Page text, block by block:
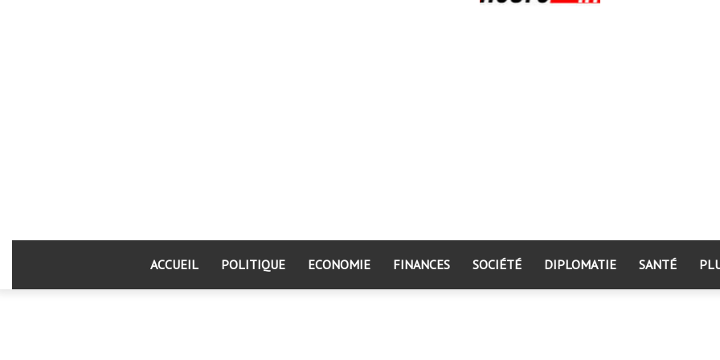
ACCUEIL POLITIQUE ECONOMIE FINANCES SOCIÉTÉ DIPLOMATIE SANTÉ